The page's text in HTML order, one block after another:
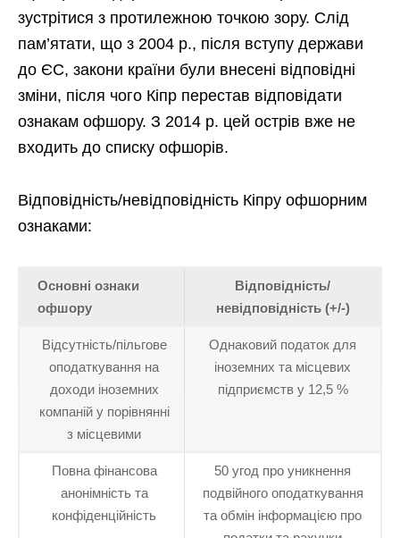
зустрітися з протилежною точкою зору. Слід
пам’ятати, що з 2004 р., після вступу держави
до ЄС, закони країни були внесені відповідні
зміни, після чого Кіпр перестав відповідати
ознакам офшору. З 2014 р. цей острів вже не
входить до списку офшорів.
Відповідність/невідповідність Кіпру офшорним
ознаками:
Основні ознаки
офшору
Відповідність/
невідповідність (+/-)
Відсутність/пільгове
оподаткування на
доходи іноземних
компаній у порівнянні
з місцевими
Однаковий податок для
іноземних та місцевих
підприємств у 12,5 %
Повна фінансова
анонімність та
конфіденційність
50 угод про уникнення
подвійного оподаткування
та обмін інформацією про